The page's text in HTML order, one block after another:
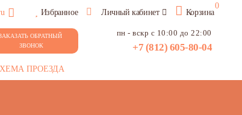
Избранное Личный кабинет Корзина
0
ОБРАТНЫЙ
ЗВОНОК
пн - вскр с 10:00 до 22:00
+7 (812) 605-80-04
ПРОЕЗДА